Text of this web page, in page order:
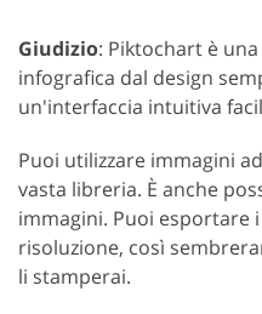
Giudizio: Piktochart è
infografica dal design
un'interfaccia intuitiva
Puoi utilizzare immagini
vasta libreria. È anche
immagini. Puoi esportare
risoluzione, così
li stamperai.